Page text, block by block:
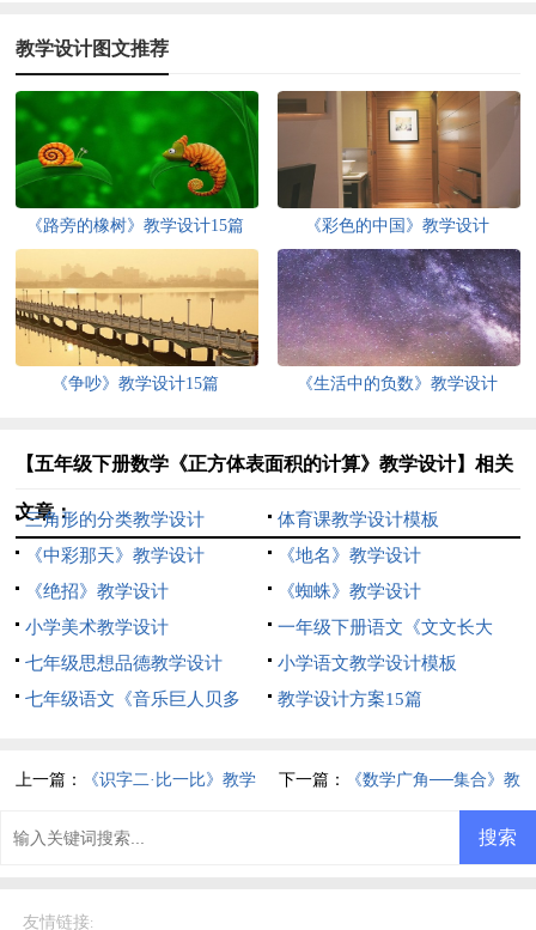
教学设计图文推荐
《路旁的橡树》教学设计15篇 《彩色的中国》教学设计
《争吵》教学设计15篇 《生活中的负数》教学设计
【五年级下册数学《正方体表面积的计算》教学设计】相关
文章：
三角形的分类教学设计
体育课教学设计模板
《中彩那天》教学设计
《地名》教学设计
《绝招》教学设计
《蜘蛛》教学设计
小学美术教学设计
一年级下册语文《文文长大
了》教学设计
七年级思想品德教学设计
小学语文教学设计模板
七年级语文《音乐巨人贝多
教学设计方案15篇
上一篇： 《识字二·比一比》教学 下一篇： 《数学广角──集合》教
友情链接: